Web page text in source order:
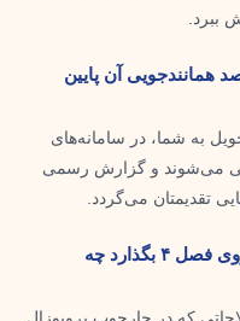
ببرد.
همانندجویی آن پایین
به شما، در سامانه‌های
می‌شوند و گزارش رسمی
تقدیمتان می‌گردد.
۳. اگر استاد راهنما اصلاحات سختی روی فصل ۴ بگذارد چه